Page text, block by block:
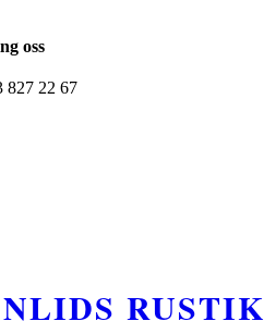
oss
827 22 67
RUSTIK